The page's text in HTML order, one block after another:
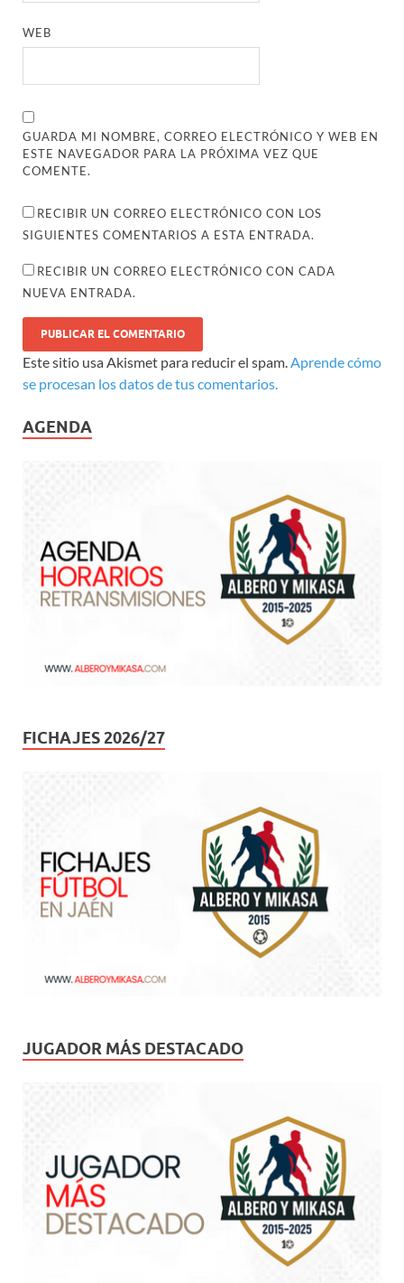
WEB
GUARDA MI NOMBRE, CORREO ELECTRÓNICO Y WEB EN
ESTE NAVEGADOR PARA LA PRÓXIMA VEZ QUE
COMENTE.
RECIBIR UN CORREO ELECTRÓNICO CON LOS
SIGUIENTES COMENTARIOS A ESTA ENTRADA.
RECIBIR UN CORREO ELECTRÓNICO CON CADA
NUEVA ENTRADA.
Este sitio usa Akismet para reducir el spam.Aprende cómo
se procesan los datos de tus comentarios.
AGENDA
FICHAJES 2026/27
JUGADOR MÁS DESTACADO